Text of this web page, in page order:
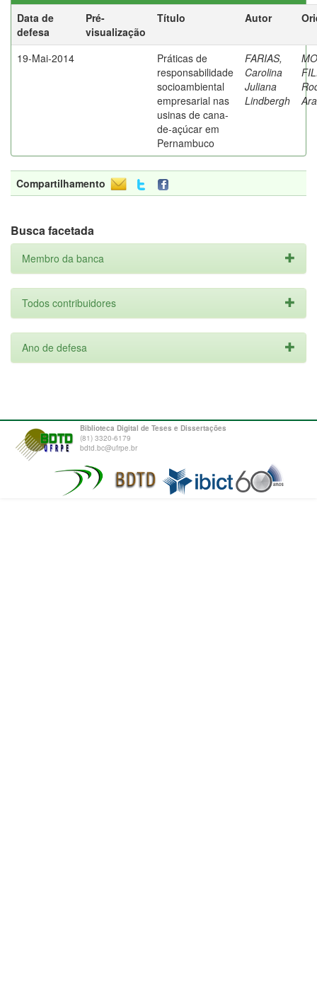
Data de
defesa
Pré-
visualização
Título Autor
19-Mai-2014
Práticas de
responsabilidade
socioambiental
empresarial nas
usinas de cana-
de-açúcar em
Pernambuco
FARIAS,
Carolina
Juliana
Lindbergh
Compartilhamento
Busca facetada
Membro da banca
Todos contribuidores
Ano de defesa
Biblioteca Digital de Teses e Dissertações
(81) 3320-6179
bdtd.bc@ufrpe.br